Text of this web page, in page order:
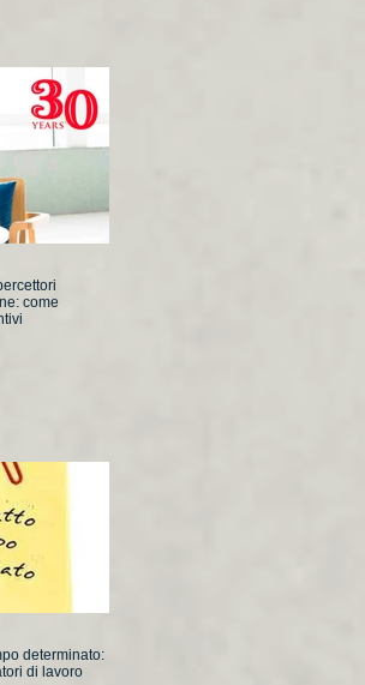
come
determinato:
di lavoro